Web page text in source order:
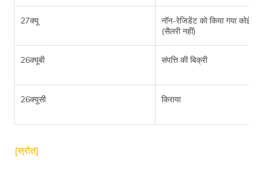
27क्यू
नॉन-रेजिडेंट को किया गया कोई भी
(सैलरी नहीं)
26क्यूबी संपत्ति की बिक्री
26क्यूसी किराया
[स्रोत]